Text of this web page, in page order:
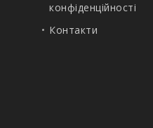
конфіденційності
Контакти